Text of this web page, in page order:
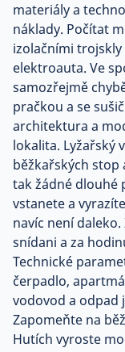
materiály a
náklady. Počítat
izolačními
elektroauta. Ve
samozřejmě
pračkou a se
architektura a
lokalita. Lyžařský
běžkařských stop
tak žádné dlouhé
vstanete a
navíc není
snídani a za
Technické
čerpadlo,
vodovod a odpad
Zapomeňte na
Hutích vyroste